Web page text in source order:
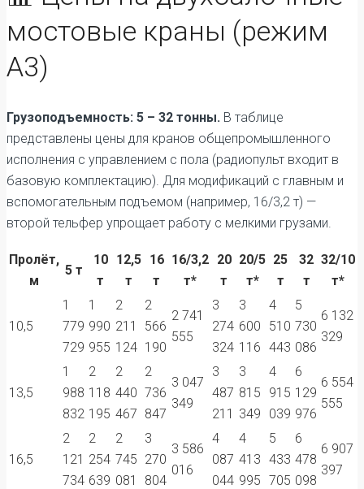
мостовые краны (режим
А3)
Грузоподъемность: 5 – 32 тонны. В таблице
представлены цены для кранов общепромышленного
исполнения с управлением с пола (радиопульт входит в
базовую комплектацию). Для модификаций с главным и
вспомогательным подъемом (например, 16/3,2 т) —
второй тельфер упрощает работу с мелкими грузами.
Пролёт,
м
5 т
10
т
12,5
т
16
т
16/3,2
т*
20
т
20/5
т*
25
т
32
т
32/10
т*
10,5
1
779
729
1
990
955
2
211
124
2
566
190
2 741
555
3
274
324
3
600
116
4
510
443
5
730
086
6 132
329
13,5
1
988
832
2
118
195
2
440
467
2
736
847
3 047
349
3
487
211
3
815
349
4
915
039
6
129
976
6 554
555
16,5
2
121
734
2
254
639
2
745
081
3
270
804
3 586
016
4
087
044
4
413
995
5
433
705
6
478
098
6 907
397